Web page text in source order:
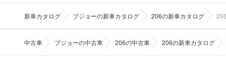
新車カタログ プジョーの新車カタログ 206の新車カタログ
中古車 プジョーの中古車 206の中古車 206の新車カタログ